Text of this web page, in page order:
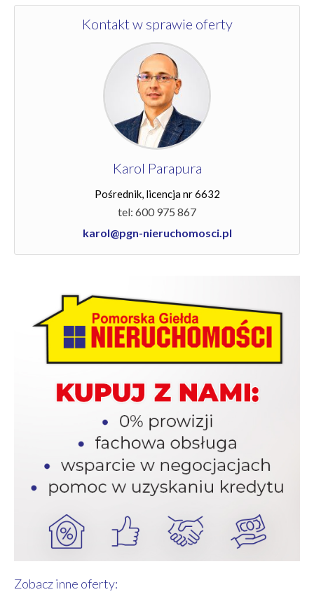
Kontakt w sprawie oferty
Karol Parapura
Pośrednik, licencja nr 6632
tel: 600 975 867
karol@pgn-nieruchomosci.pl
Zobacz inne oferty: